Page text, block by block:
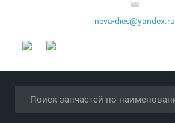
neva-dies@yandex.ru